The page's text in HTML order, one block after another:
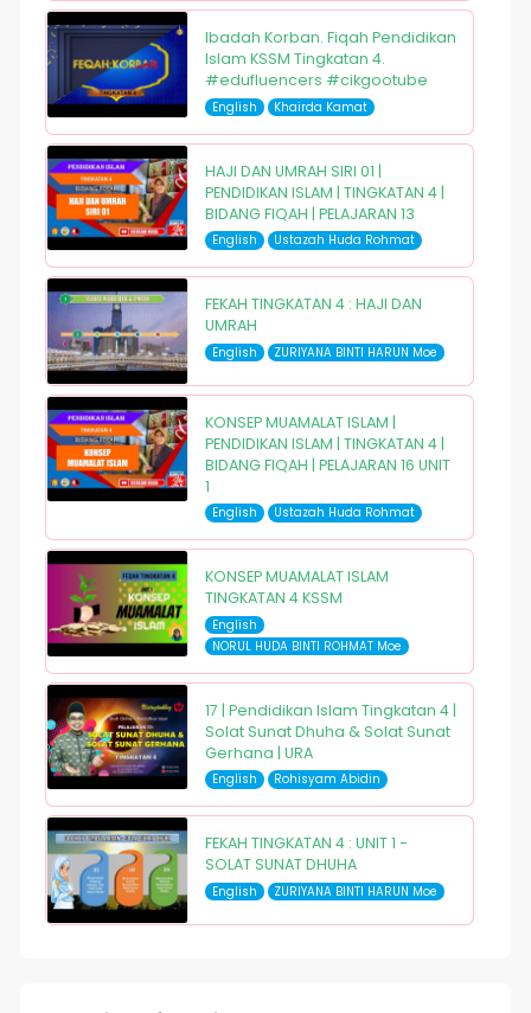
Ibadah Korban. Fiqah Pendidikan
Islam KSSM Tingkatan 4.
#edufluencers #cikgootube
English Khairda Kamat
HAJI DAN UMRAH SIRI 01 |
PENDIDIKAN ISLAM | TINGKATAN 4 |
BIDANG FIQAH | PELAJARAN 13
English Ustazah Huda Rohmat
FEKAH TINGKATAN 4 : HAJI DAN
UMRAH
English ZURIYANA BINTI HARUN Moe
KONSEP MUAMALAT ISLAM |
PENDIDIKAN ISLAM | TINGKATAN 4 |
BIDANG FIQAH | PELAJARAN 16 UNIT
1
English Ustazah Huda Rohmat
KONSEP MUAMALAT ISLAM
TINGKATAN 4 KSSM
English
NORUL HUDA BINTI ROHMAT Moe
17 | Pendidikan Islam Tingkatan 4 |
Solat Sunat Dhuha & Solat Sunat
Gerhana | URA
English Rohisyam Abidin
FEKAH TINGKATAN 4 : UNIT 1 -
SOLAT SUNAT DHUHA
English ZURIYANA BINTI HARUN Moe